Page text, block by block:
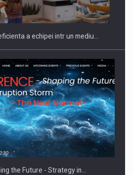
2026, fueled by benzinariile RO…
a echipei intr un mediu…
the Future - Strategy in…